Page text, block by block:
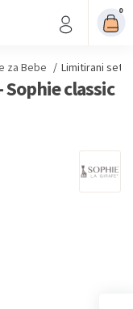
0
za Bebe / Limitirani set
classic